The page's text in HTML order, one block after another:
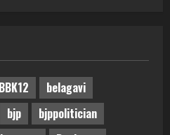
BBK12
belagavi
bjp
bjppolitician